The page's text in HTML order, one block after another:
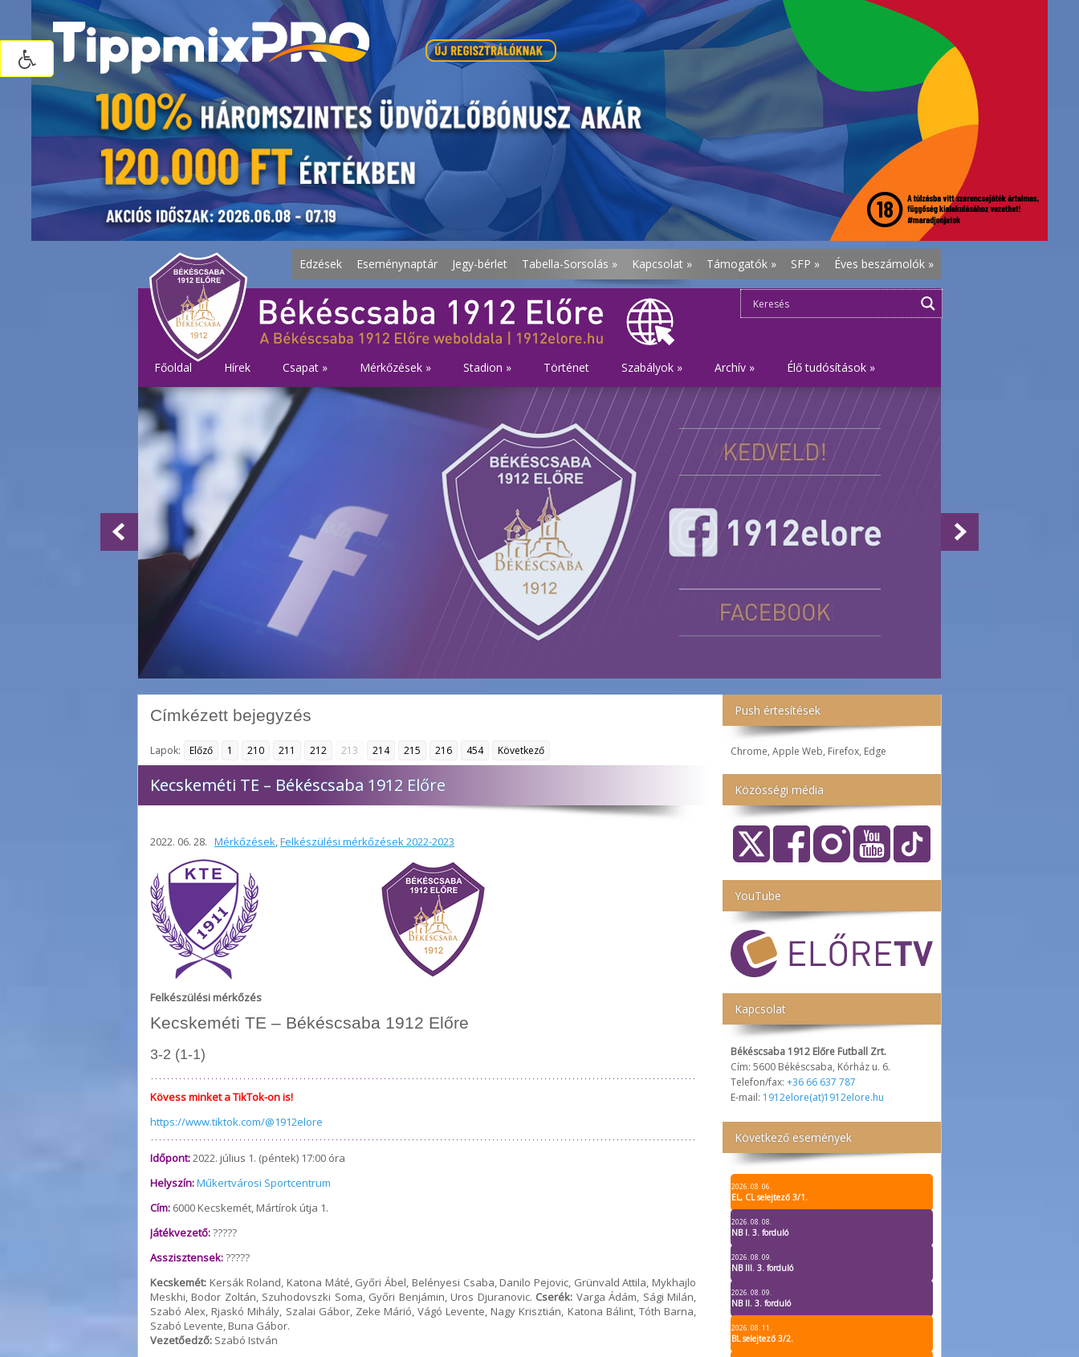
Edzések Eseménynaptár Jegy-bérlet Tabella-Sorsolás » Kapcsolat » Támogatók » SFP » Éves beszámolók »
Főoldal Hírek Csapat » Mérkőzések » Stadion » Történet Szabályok » Archív » Élő tudósítások »
Push értesítések
Chrome, Apple Web, Firefox, Edge
Közösségi média
YouTube
Kapcsolat
Békéscsaba 1912 Előre Futball Zrt.
Cím: 5600 Békéscsaba, Kórház u. 6.
Telefon/fax: +36 66 637 787
E-mail: 1912elore(at)1912elore.hu
Következő események
2026. 08. 06.
EL, CL selejtező 3/1.
2026. 08. 08.
NB I. 3. forduló
2026. 08. 09.
NB III. 3. forduló
2026. 08. 09.
NB II. 3. forduló
2026. 08. 11.
BL selejtező 3/2.
Címkézett bejegyzés
Lapok: Előző 1 210 211 212 213 214 215 216 454 Következő
Kecskeméti TE – Békéscsaba 1912 Előre
2022. 06. 28. Mérkőzések,Felkészülési mérkőzések 2022-2023
Felkészülési mérkőzés
Kecskeméti TE – Békéscsaba 1912 Előre
3-2 (1-1)
Kövess minket a TikTok-on is!
https://www.tiktok.com/@1912elore
Időpont:2022. július 1. (péntek) 17:00 óra
Helyszín:Műkertvárosi Sportcentrum
Cím: 6000 Kecskemét, Mártírok útja 1.
Játékvezető:?????
Asszisztensek:?????
Kecskemét: Kersák Roland, Katona Máté, Győri Ábel, Belényesi Csaba, Danilo Pejovic, Grünvald Attila, Mykhajlo
Meskhi, Bodor Zoltán, Szuhodovszki Soma, Győri Benjámin, Uros Djuranovic. Cserék: Varga Ádám, Sági Milán,
Szabó Alex, Rjaskó Mihály, Szalai Gábor, Zeke Márió, Vágó Levente, Nagy Krisztián, Katona Bálint, Tóth Barna,
Szabó Levente, Buna Gábor.
Vezetőedző: Szabó István